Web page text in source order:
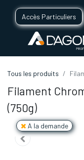
Accès Particuliers
Tous les produits
Filament
(750g)
A la demande